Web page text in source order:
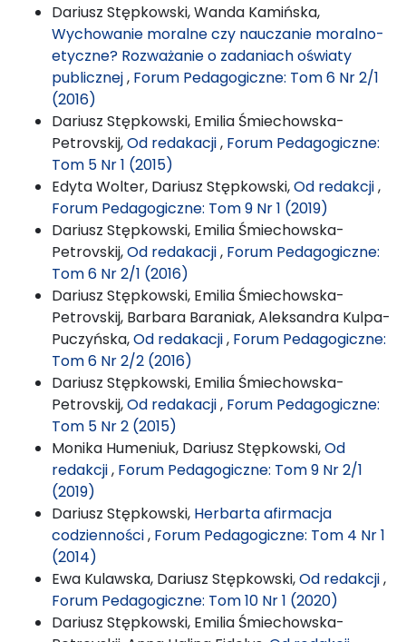
Dariusz Stępkowski, Wanda Kamińska,
Wychowanie moralne czy nauczanie moralno-
etyczne? Rozważanie o zadaniach oświaty
publicznej, Forum Pedagogiczne: Tom 6 Nr 2/1
(2016)
Dariusz Stępkowski, Emilia Śmiechowska-
Petrovskij,Od redakacji, Forum Pedagogiczne:
Tom 5 Nr 1 (2015)
Edyta Wolter, Dariusz Stępkowski,Od redakcji,
Forum Pedagogiczne: Tom 9 Nr 1 (2019)
Dariusz Stępkowski, Emilia Śmiechowska-
Petrovskij,Od redakacji, Forum Pedagogiczne:
Tom 6 Nr 2/1 (2016)
Dariusz Stępkowski, Emilia Śmiechowska-
Petrovskij, Barbara Baraniak, Aleksandra Kulpa-
Puczyńska,Od redakacji, Forum Pedagogiczne:
Tom 6 Nr 2/2 (2016)
Dariusz Stępkowski, Emilia Śmiechowska-
Petrovskij,Od redakacji, Forum Pedagogiczne:
Tom 5 Nr 2 (2015)
Monika Humeniuk, Dariusz Stępkowski,Od
redakcji, Forum Pedagogiczne: Tom 9 Nr 2/1
(2019)
Dariusz Stępkowski, Herbarta afirmacja
codzienności, Forum Pedagogiczne: Tom 4 Nr 1
(2014)
Ewa Kulawska, Dariusz Stępkowski,Od redakcji,
Forum Pedagogiczne: Tom 10 Nr 1 (2020)
Dariusz Stępkowski, Emilia Śmiechowska-